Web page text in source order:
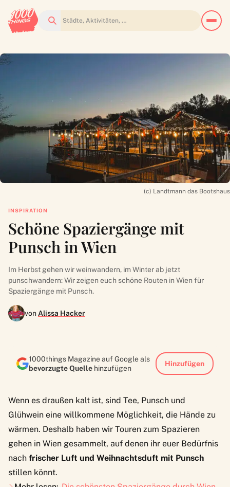
Suchen
(c) Landtmann das Bootshaus
INSPIRATION
Schöne Spaziergänge mit
Punsch in Wien
Im Herbst gehen wir weinwandern, im Winter ab jetzt
punschwandern: Wir zeigen euch schöne Routen in Wien für
Spaziergänge mit Punsch.
von Alissa Hacker
1000things Magazine auf Google als
bevorzugte Quelle hinzufügen
Hinzufügen
Wenn es draußen kalt ist, sind Tee, Punsch und
Glühwein eine willkommene Möglichkeit, die Hände zu
wärmen. Deshalb haben wir Touren zum Spazieren
gehen in Wien gesammelt, auf denen ihr euer Bedürfnis
nach frischer Luft und Weihnachtsduft mit Punsch
stillen könnt.